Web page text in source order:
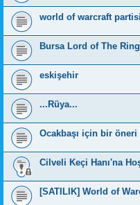
world of warcraft partisi
Bursa Lord of The
eskişehir
...Rüya...
Ocakbaşı için bir öneri
Cilveli Keçi Hanı'na
[SATILIK] World of